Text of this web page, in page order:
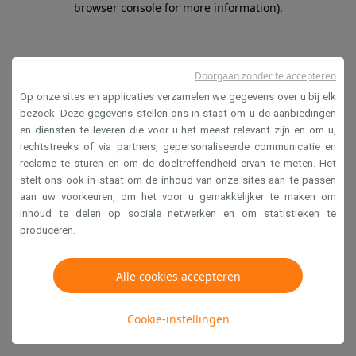
browser console for more information).
Op onze sites en applicaties verzamelen we gegevens over u bij elk
bezoek. Deze gegevens stellen ons in staat om u de aanbiedingen
en diensten te leveren die voor u het meest relevant zijn en om u,
rechtstreeks of via partners, gepersonaliseerde communicatie en
reclame te sturen en om de doeltreffendheid ervan te meten. Het
stelt ons ook in staat om de inhoud van onze sites aan te passen
aan uw voorkeuren, om het voor u gemakkelijker te maken om
inhoud te delen op sociale netwerken en om statistieken te
produceren.
Alle cookies accepteren
Cookie-instellingen
Doorgaan zonder te accepteren